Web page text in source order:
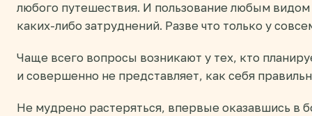
любого путешествия. И пользование любым
каких-либо затруднений. Разве что только у
Чаще всего вопросы возникают у тех, кто
и совершенно не представляет, как себя
Не мудрено растеряться, впервые оказавшись в